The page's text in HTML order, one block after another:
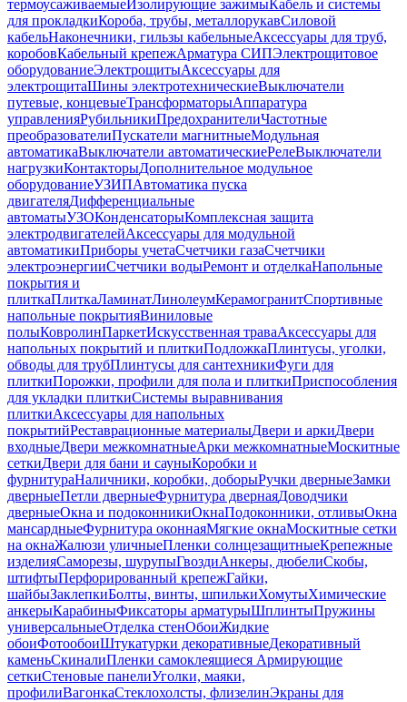
термоусаживаемыеИзолирующие зажимыКабель и системы
для прокладкиКороба, трубы, металлорукавСиловой
кабельНаконечники, гильзы кабельныеАксессуары для труб,
коробовКабельный крепежАрматура СИПЭлектрощитовое
оборудованиеЭлектрощитыАксессуары для
электрощитаШины электротехническиеВыключатели
путевые, концевыеТрансформаторыАппаратура
управленияРубильникиПредохранителиЧастотные
преобразователиПускатели магнитныеМодульная
автоматикаВыключатели автоматическиеРелеВыключатели
нагрузкиКонтакторыДополнительное модульное
оборудованиеУЗИПАвтоматика пуска
двигателяДифференциальные
автоматыУЗОКонденсаторыКомплексная защита
электродвигателейАксессуары для модульной
автоматикиПриборы учетаСчетчики газаСчетчики
электроэнергииСчетчики водыРемонт и отделкаНапольные
покрытия и
плиткаПлиткаЛаминатЛинолеумКерамогранитСпортивные
напольные покрытияВиниловые
полыКовролинПаркетИскусственная траваАксессуары для
напольных покрытий и плиткиПодложкаПлинтусы, уголки,
обводы для трубПлинтусы для сантехникиФуги для
плиткиПорожки, профили для пола и плиткиПриспособления
для укладки плиткиСистемы выравнивания
плиткиАксессуары для напольных
покрытийРеставрационные материалыДвери и аркиДвери
входныеДвери межкомнатныеАрки межкомнатныеМоскитные
сеткиДвери для бани и сауныКоробки и
фурнитураНаличники, коробки, доборыРучки дверныеЗамки
дверныеПетли дверныеФурнитура двернаяДоводчики
дверныеОкна и подоконникиОкнаПодоконники, отливыОкна
мансардныеФурнитура оконнаяМягкие окнаМоскитные сетки
на окнаЖалюзи уличныеПленки солнцезащитныеКрепежные
изделияСаморезы, шурупыГвоздиАнкеры, дюбелиСкобы,
штифтыПерфорированный крепежГайки,
шайбыЗаклепкиБолты, винты, шпилькиХомутыХимические
анкерыКарабиныФиксаторы арматурыШплинтыПружины
универсальныеОтделка стенОбоиЖидкие
обоиФотообоиШтукатурки декоративныеДекоративный
каменьСкиналиПленки самоклеящиеся Армирующие
сеткиСтеновые панелиУголки, маяки,
профилиВагонкаСтеклохолсты, флизелинЭкраны для